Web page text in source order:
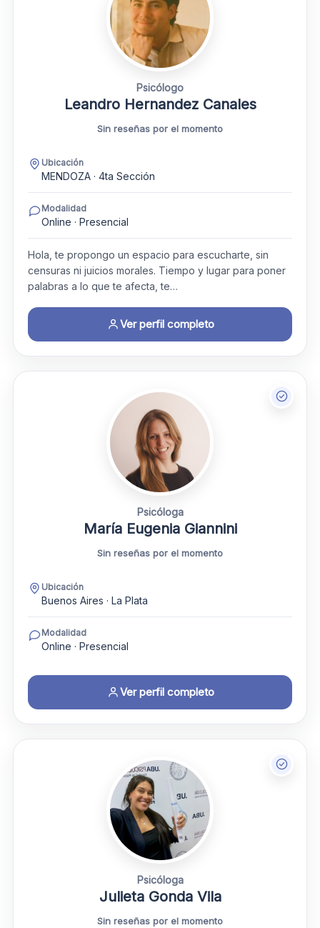
Psicólogo
Leandro Hernandez Canales
Sin reseñas por el momento
Ubicación
MENDOZA · 4ta Sección
Modalidad
Online · Presencial
Hola, te propongo un espacio para escucharte, sin
censuras ni juicios morales. Tiempo y lugar para poner
palabras a lo que te afecta, te…
Ver perfil completo
Psicóloga
María Eugenia Giannini
Sin reseñas por el momento
Ubicación
Buenos Aires · La Plata
Modalidad
Online · Presencial
Ver perfil completo
Psicóloga
Julieta Gonda Vila
Sin reseñas por el momento